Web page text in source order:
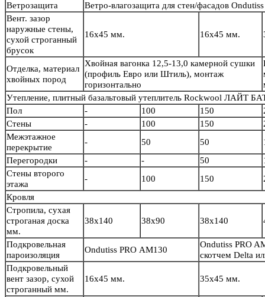
Ветрозащита
Ветро-влагозащита для стен/фасадов
Вент. зазор
наружные стены,
сухой строганный
брусок
16х45 мм. 16х45 мм.
Отделка, материал
хвойных пород
Хвойная вагонка 12,5-13,0 камерной сушки
(профиль Евро или Штиль), монтаж
горизонтально
Утепление, плитный базальтовый утеплитель Rockwool ЛАЙТ
Пол
- 100 150
Стены
- 100 150
Межэтажное
перекрытие
- 50 50
Перегородки
- - 50
Стены второго
этажа
- 100 150
Кровля
Стропила, сухая
строганая доска
мм.
38х140 38х90 38х140
Подкровельная
пароизоляция
Ondutiss PRO АМ130
Ondutiss PRO
скотчем Delta
Подкровельный
вент зазор, сухой
строганный мм.
16х45 мм. 35х45 мм.